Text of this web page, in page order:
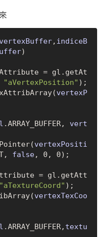
vertexBuffer, indiceB
)
= gl.get
At
"aVertexPosition" ) ;
vertexP
.ARRAY_BUFFER, vert
vertexPositi
false, 0, 0) ;
= gl.get
Att
"aTextureCoord" ) ;
vertexTexCoo
.ARRAY_BUFFER, textu